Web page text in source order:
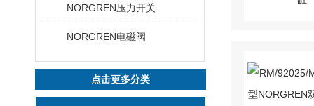
NORGREN压力开关
NORGREN电磁阀
点击更多分类